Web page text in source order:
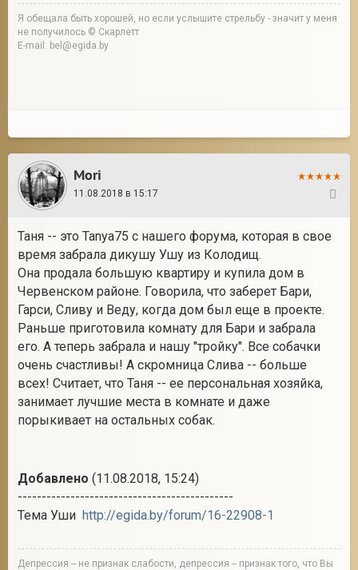
Я обещала быть хорошей, но если услышите стрельбу - значит у меня
не получилось © Скарлетт
E-mail: bel@egida.by
Mori
11.08.2018 в 15:17
Таня -- это Tanya75 с нашего форума, которая в свое
время забрала дикушу Ушу из Колодищ.
Она продала большую квартиру и купила дом в
Червенском районе. Говорила, что заберет Бари,
Гарси, Сливу и Веду, когда дом был еще в проекте.
Раньше приготовила комнату для Бари и забрала
его. А теперь забрала и нашу "тройку". Все собачки
очень счастливы! А скромница Слива -- больше
всех! Считает, что Таня -- ее персональная хозяйка,
занимает лучшие места в комнате и даже
порыкивает на остальных собак.
Добавлено (11.08.2018, 15:24)
---------------------------------------------
Тема Уши http://egida.by/forum/16-22908-1
Депрессия -- не признак слабости, депрессия -- признак того, что Вы